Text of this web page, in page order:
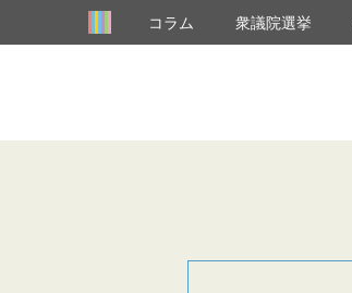
コラム 衆議院選挙